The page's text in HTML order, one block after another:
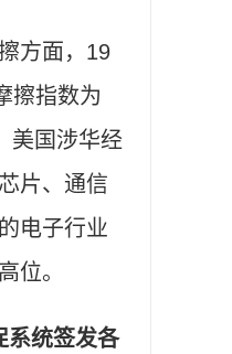
方面，19
擦指数为
美国涉华经
片、通信
电子行业
位。
系统签发各